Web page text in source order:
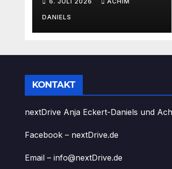
ab 399€!!!
DANIELS
KONTAKT
nextDrive Anja Eckert-Daniels und
Facebook – nextDrive.de
Email – info@nextDrive.de